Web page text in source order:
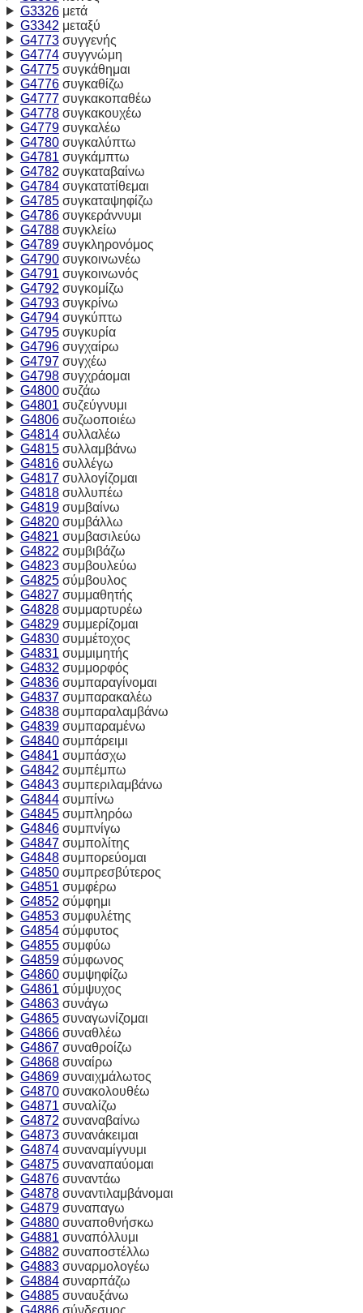
G3326μετά
G3342 μεταξύ
G4773συγγενής
G4774συγγνώμη
G4775συγκάθημαι
G4776συγκαθίζω
G4777συγκακοπαθέω
G4778συγκακουχέω
G4779συγκαλέω
G4780συγκαλύπτω
G4781 συγκάμπτω
G4782 συγκαταβαίνω
G4784συγκατατίθεμαι
G4785συγκαταψηφίζω
G4786συγκεράννυμι
G4788συγκλείω
G4789συγκληρονόμος
G4790συγκοινωνέω
G4791 συγκοινωνός
G4792 συγκομίζω
G4793συγκρίνω
G4794συγκύπτω
G4795συγκυρία
G4796συγχαίρω
G4797συγχέω
G4798συγχράομαι
G4800συζάω
G4801 συζεύγνυμι
G4806συζωοποιέω
G4814συλλαλέω
G4815συλλαμβάνω
G4816συλλέγω
G4817συλλογίζομαι
G4818συλλυπέω
G4819συμβαίνω
G4820συμβάλλω
G4821 συμβασιλεύω
G4822 συμβιβάζω
G4823συμβουλεύω
G4825σύμβουλος
G4827συμμαθητής
G4828συμμαρτυρέω
G4829συμμερίζομαι
G4830συμμέτοχος
G4831 συμμιμητής
G4832 συμμορφός
G4836συμπαραγίνομαι
G4837συμπαρακαλέω
G4838συμπαραλαμβάνω
G4839συμπαραμένω
G4840συμπάρειμι
G4841 συμπάσχω
G4842 συμπέμπω
G4843συμπεριλαμβάνω
G4844συμπίνω
G4845συμπληρόω
G4846συμπνίγω
G4847συμπολίτης
G4848συμπορεύομαι
G4850συμπρεσβύτερος
G4851 συμφέρω
G4852 σύμφημι
G4853συμφυλέτης
G4854σύμφυτος
G4855συμφύω
G4859σύμφωνος
G4860συμψηφίζω
G4861 σύμψυχος
G4863συνάγω
G4865συναγωνίζομαι
G4866συναθλέω
G4867συναθροίζω
G4868συναίρω
G4869συναιχμάλωτος
G4870συνακολουθέω
G4871 συναλίζω
G4872 συναναβαίνω
G4873συνανάκειμαι
G4874συναναμίγνυμι
G4875συναναπαύομαι
G4876συναντάω
G4878συναντιλαμβάνομαι
G4879συναπαγω
G4880συναποθνήσκω
G4881 συναπόλλυμι
G4882 συναποστέλλω
G4883συναρμολογέω
G4884συναρπάζω
G4885συναυξάνω
G4886σύνδεσμος